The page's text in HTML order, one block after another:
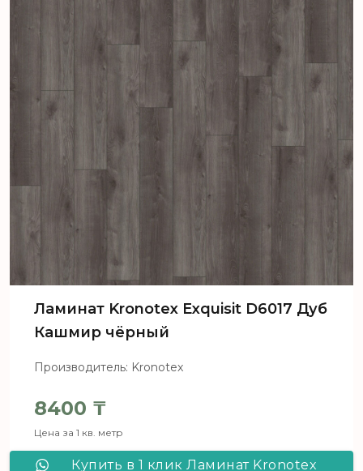
Ламинат Kronotex Exquisit D6017 Дуб
Кашмир чёрный
Производитель: Kronotex
8400 ₸
Цена за 1 кв. метр
Купить в 1 клик Ламинат Kronotex